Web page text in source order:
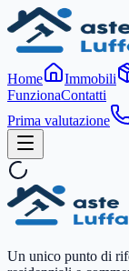
Home Immobili
FunzionaContatti
Prima valutazione
Un unico punto di